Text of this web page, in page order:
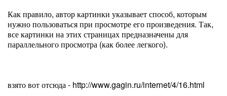
Как правило, автор картинки указывает способ, которым
нужно пользоваться при просмотре его произведения. Так,
все картинки на этих страницах предназначены для
параллельного просмотра (как более легкого).
взято вот отсюда - http://www.gagin.ru/internet/4/16.html